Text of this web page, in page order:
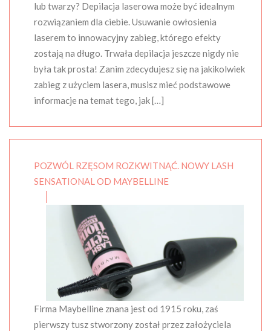
lub twarzy? Depilacja laserowa może być idealnym
rozwiązaniem dla ciebie. Usuwanie owłosienia
laserem to innowacyjny zabieg, którego efekty
zostają na długo. Trwała depilacja jeszcze nigdy nie
była tak prosta! Zanim zdecydujesz się na jakikolwiek
zabieg z użyciem lasera, musisz mieć podstawowe
informacje na temat tego, jak […]
POZWÓL RZĘSOM ROZKWITNĄĆ. NOWY LASH
SENSATIONAL OD MAYBELLINE
Firma Maybelline znana jest od 1915 roku, zaś
pierwszy tusz stworzony został przez założyciela